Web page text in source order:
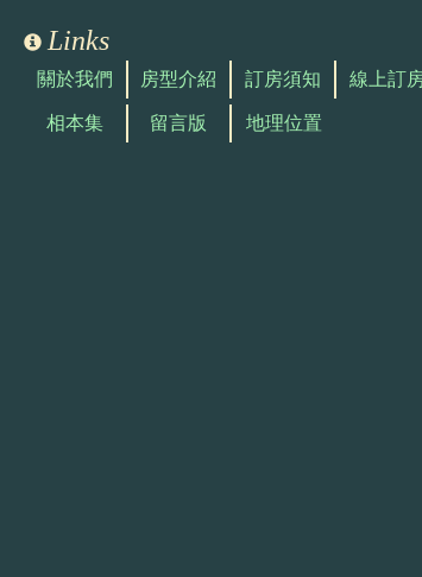
Links
關於我們 房型介紹 訂房須知 線上訂
相本集 留言版 地理位置